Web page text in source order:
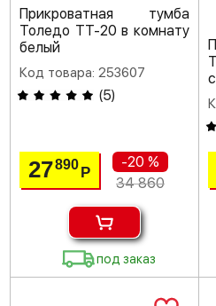
Прикроватная тумба
Толедо ТТ-20 в комнату
белый
Код товара: 253607
(5)
27890Р
-20 %
34 860
под заказ